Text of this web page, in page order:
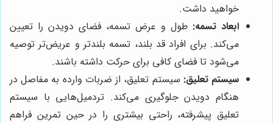
خواهید داشت.
ابعاد تسمه: طول و عرض تسمه، فضای دویدن را تعیین
می‌کند. برای افراد قد بلند، تسمه بلندتر و عریض‌تر توصیه
می‌شود تا فضای کافی برای حرکت داشته باشند.
سیستم تعلیق: سیستم تعلیق، از ضربات وارده به مفاصل در
هنگام دویدن جلوگیری می‌کند. تردمیل‌هایی با سیستم
تعلیق پیشرفته، راحتی بیشتری را در حین تمرین فراهم